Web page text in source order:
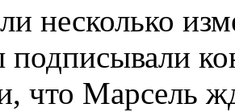
несколько
что Марсель